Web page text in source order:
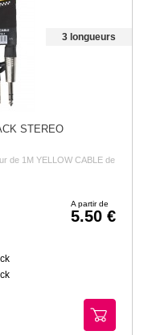
3 longueurs
STEREO
de 1M YELLOW CABLE de
A partir de
5.50